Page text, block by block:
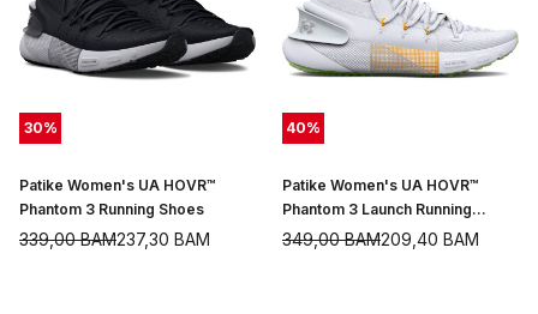
30%
Patike Women's UA HOVR™
Phantom 3 Running Shoes
237,30 BAM
339,00BAM
40%
Patike Women's UA HOVR™
Phantom 3 Launch Running
Shoes
209,40 BAM
349,00BAM